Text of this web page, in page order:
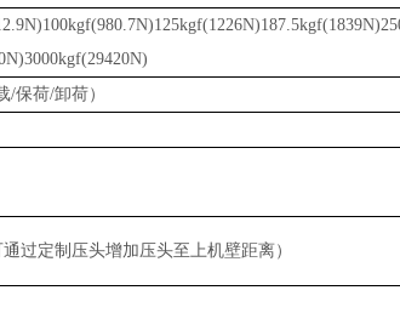
/保荷/卸荷）
通过定制压头增加压头至上机壁距离）